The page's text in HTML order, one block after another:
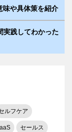
味や具体策を紹介
実践してわかった
ルフケア
セールス